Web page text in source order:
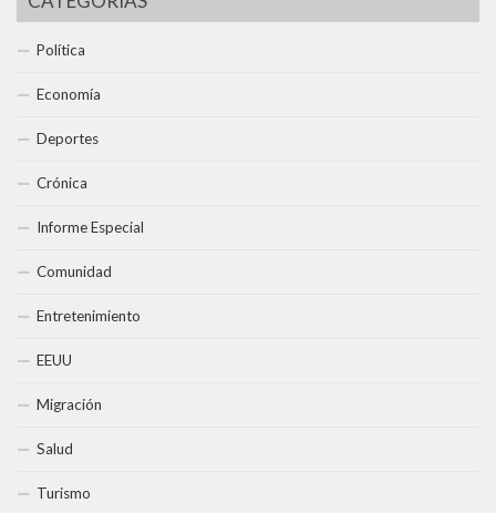
Política
Economía
Deportes
Crónica
Informe Especial
Comunidad
Entretenimiento
EEUU
Migración
Salud
Turismo